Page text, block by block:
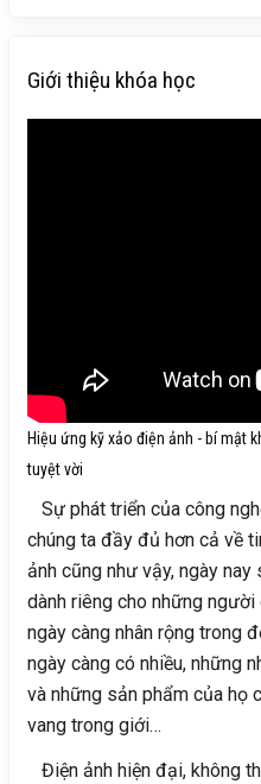
Giới thiệu khóa học
Hiệu ứng kỹ xảo điện ảnh - bí mật
tuyệt vời
Sự phát triển của công
chúng ta đầy đủ hơn cả về
ảnh cũng như vậy, ngày
dành riêng cho những người
ngày càng nhân rộng trong
ngày càng có nhiều, những
và những sản phẩm của họ
vang trong giới…
Điện ảnh hiện đại, không